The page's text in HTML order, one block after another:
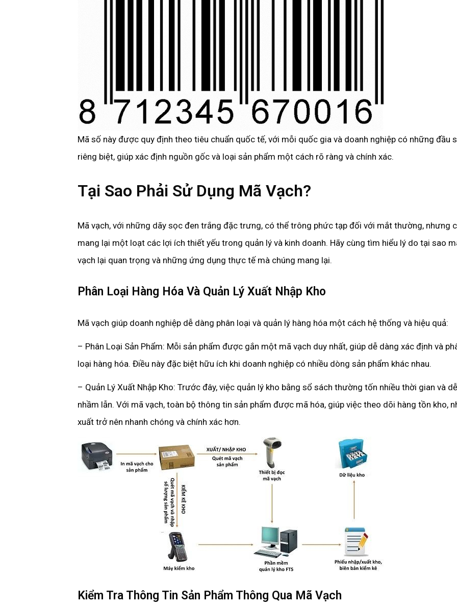
Mã số này được quy định theo tiêu chuẩn quốc tế, với mỗi quốc gia và doanh nghiệp có những đầu
riêng biệt, giúp xác định nguồn gốc và loại sản phẩm một cách rõ ràng và chính xác.
Tại Sao Phải Sử Dụng Mã Vạch?
Mã vạch, với những dãy sọc đen trắng đặc trưng, có thể trông phức tạp đối với mắt thường, nhưng
mang lại một loạt các lợi ích thiết yếu trong quản lý và kinh doanh. Hãy cùng tìm hiểu lý do tại sao
vạch lại quan trọng và những ứng dụng thực tế mà chúng mang lại.
Phân Loại Hàng Hóa Và Quản Lý Xuất Nhập Kho
Mã vạch giúp doanh nghiệp dễ dàng phân loại và quản lý hàng hóa một cách hệ thống và hiệu quả:
– Phân Loại Sản Phẩm: Mỗi sản phẩm được gắn một mã vạch duy nhất, giúp dễ dàng xác định và
loại hàng hóa. Điều này đặc biệt hữu ích khi doanh nghiệp có nhiều dòng sản phẩm khác nhau.
– Quản Lý Xuất Nhập Kho: Trước đây, việc quản lý kho bằng sổ sách thường tốn nhiều thời gian và
nhầm lẫn. Với mã vạch, toàn bộ thông tin sản phẩm được mã hóa, giúp việc theo dõi hàng tồn kho,
xuất trở nên nhanh chóng và chính xác hơn.
Kiểm Tra Thông Tin Sản Phẩm Thông Qua Mã Vạch